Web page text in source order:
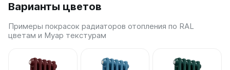
Варианты цветов
Примеры покрасок радиаторов отопления по RAL
цветам и Муар текстурам